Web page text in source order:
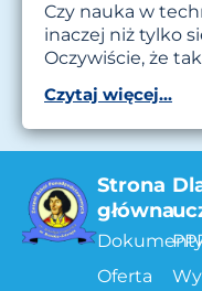
Czy nauka w
inaczej niż tylko
Oczywiście, że
Czytaj więcej...
Strona
główna
Oferta